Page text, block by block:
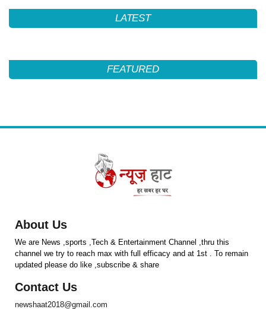
LATEST
FEATURED
About Us
We are News ,sports ,Tech & Entertainment Channel ,thru this
channel we try to reach max with full efficacy and at 1st . To remain
updated please do like ,subscribe & share
Contact Us
newshaat2018@gmail.com